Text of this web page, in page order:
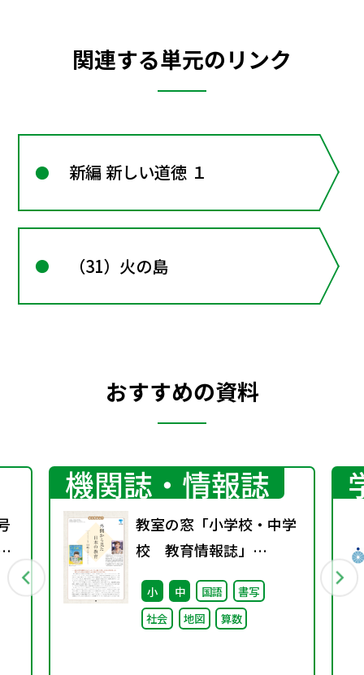
関連する単元のリンク
新編 新しい道徳 １
（31）火の島
おすすめの資料
機関誌・情報誌
教室の窓「小学校・中学
校 教育情報誌」
vol.76 2025年9月発行
小 中 国語
書写
社会
地図 算数